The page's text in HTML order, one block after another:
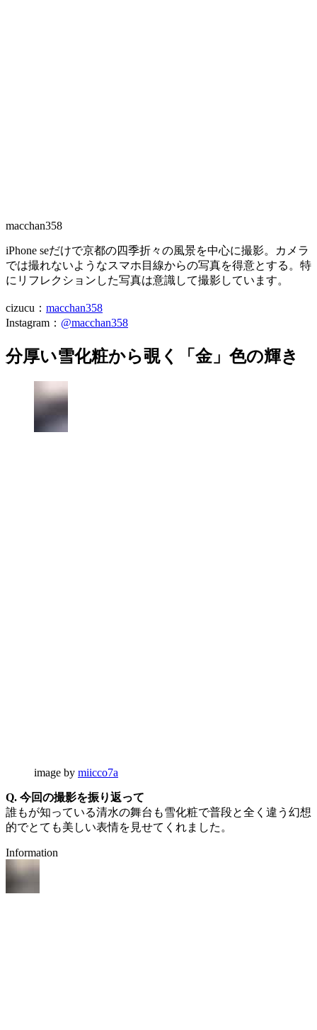
macchan358
iPhone seだけで京都の四季折々の風景を中心に撮影。カメラ
では撮れないようなスマホ目線からの写真を得意とする。特
にリフレクションした写真は意識して撮影しています。
cizucu： macchan358
Instagram： @macchan358
分厚い雪化粧から覗く「金」色の輝き
image by miicco7a
Q. 今回の撮影を振り返って
誰もが知っている清水の舞台も雪化粧で普段と全く違う幻想
的でとても美しい表情を見せてくれました。
Information